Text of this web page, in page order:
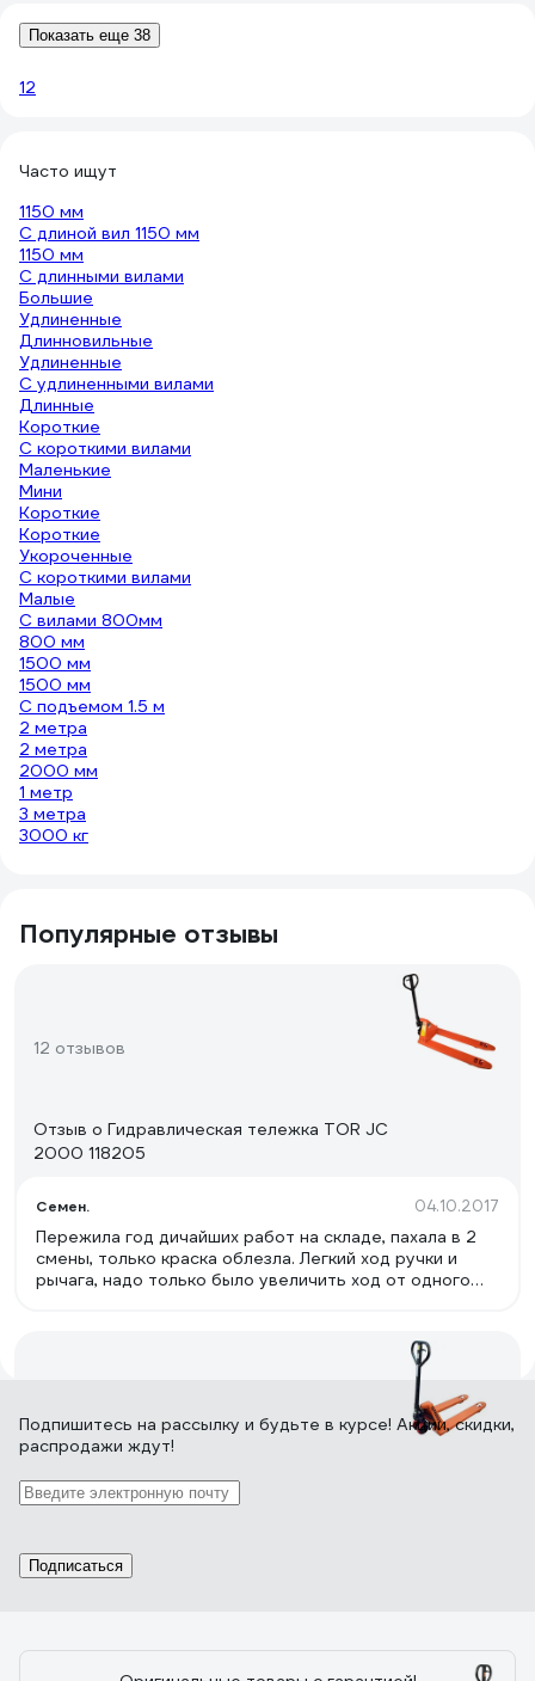
Показать еще 38
12
Часто ищут
1150 мм
С длиной вил 1150 мм
1150 мм
С длинными вилами
Большие
Удлиненные
Длинновильные
Удлиненные
С удлиненными вилами
Длинные
Короткие
С короткими вилами
Маленькие
Мини
Короткие
Короткие
Укороченные
С короткими вилами
Малые
С вилами 800мм
800 мм
1500 мм
1500 мм
С подъемом 1.5 м
2 метра
2 метра
2000 мм
1 метр
3 метра
3000 кг
Популярные отзывы
12 отзывов
Отзыв о Гидравлическая тележка TOR JC
2000 118205
Семен. 04.10.2017
Пережила год дичайших работ на складе, пахала в 2
смены, только краска облезла. Легкий ход ручки и
рычага, надо только было увеличить ход от одного
Отзыв о Гидравлическая тележка Grost
Алтай Жанаев
Подпишитесь на рассылку и будьте в курсе! Акции, скидки,
распродажи ждут!
Подписаться